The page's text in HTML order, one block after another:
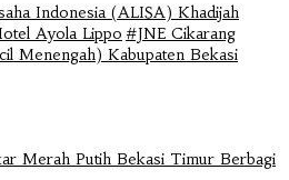
Indonesia (ALISA) Khadijah
Ayola Lippo #JNE Cikarang
Menengah) Kabupaten Bekasi
Merah Putih Bekasi Timur Berbagi